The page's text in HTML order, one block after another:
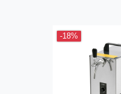
-18%